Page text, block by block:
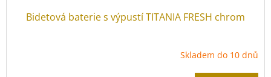
Bidetová baterie s výpustí TITANIA FRESH chrom
Skladem do 10 dnů